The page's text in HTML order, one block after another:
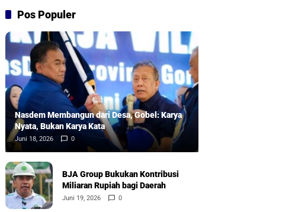
Pos Populer
Nasdem Membangun dari Desa, Gobel: Karya
Nyata, Bukan Karya Kata
Juni 18, 2026 0
BJA Group Bukukan Kontribusi
Miliaran Rupiah bagi Daerah
Juni 19, 2026 0